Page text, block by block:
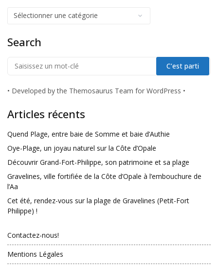
Search
• Developed by the Themosaurus Team for WordPress •
Articles récents
Quend Plage, entre baie de Somme et baie d’Authie
Oye-Plage, un joyau naturel sur la Côte d’Opale
Découvrir Grand-Fort-Philippe, son patrimoine et sa plage
Gravelines, ville fortifiée de la Côte d’Opale à l’embouchure de
l’Aa
Cet été, rendez-vous sur la plage de Gravelines (Petit-Fort
Philippe) !
Contactez-nous!
Mentions Légales